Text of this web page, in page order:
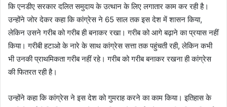
कि एनडीए सरकार दलित समुदाय के उत्थान के लिए लगातार काम कर रही है।
उन्होंने जोर देकर कहा कि कांग्रेस ने 65 साल तक इस देश में शासन किया,
लेकिन उसने गरीब को गरीब ही बनाकर रखा। गरीब को आगे बढ़ाने का प्रयास नहीं
किया। गरीबी हटाओ के नारे के साथ कांग्रेस सत्ता तक पहुंचती रही, लेकिन कभी
भी उनकी प्राथमिकता गरीब नहीं रहे। गरीब को गरीब बनाकर रखना ही कांग्रेस
की फितरत रही है।
उन्होंने कहा कि कांग्रेस ने इस देश को गुमराह करने का काम किया। इतिहास के